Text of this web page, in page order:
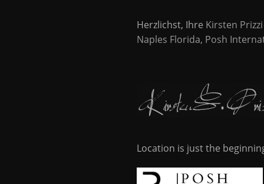
Herzlichst, Ihre Kirsten Prizzi
Naples Florida, Posh
Location is just the